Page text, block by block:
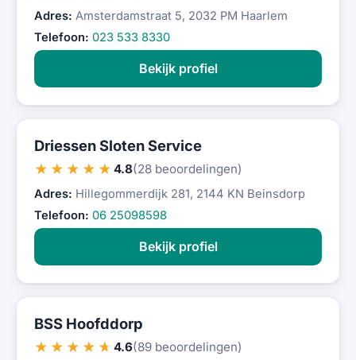
Adres: Amsterdamstraat 5, 2032 PM Haarlem
Telefoon: 023 533 8330
Bekijk profiel
Driessen Sloten Service
★★★★★ 4.8(28 beoordelingen)
Adres: Hillegommerdijk 281, 2144 KN Beinsdorp
Telefoon: 06 25098598
Bekijk profiel
BSS Hoofddorp
★★★★★ 4.6(89 beoordelingen)